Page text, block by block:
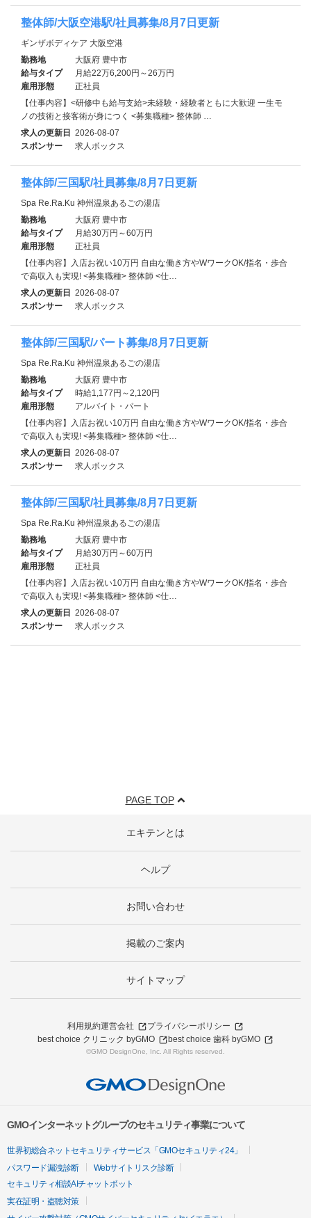
整体師/大阪空港駅/社員募集/8月7日更新
ギンザボディケア 大阪空港
勤務地
大阪府 豊中市
給与タイプ
月給22万6,200円～26万円
雇用形態
正社員
【仕事内容】<研修中も給与支給>未経験・経験者ともに大歓迎 一生モ
ノの技術と接客術が身につく <募集職種> 整体師 …
求人の更新日 2026-08-07
スポンサー
求人ボックス
整体師/三国駅/社員募集/8月7日更新
Spa Re.Ra.Ku 神州温泉あるごの湯店
勤務地
大阪府 豊中市
給与タイプ
月給30万円～60万円
雇用形態
正社員
【仕事内容】入店お祝い10万円 自由な働き方やWワークOK/指名・歩合
で高収入も実現! <募集職種> 整体師 <仕…
求人の更新日 2026-08-07
スポンサー
求人ボックス
整体師/三国駅/パート募集/8月7日更新
Spa Re.Ra.Ku 神州温泉あるごの湯店
勤務地
大阪府 豊中市
給与タイプ
時給1,177円～2,120円
雇用形態
アルバイト・パート
【仕事内容】入店お祝い10万円 自由な働き方やWワークOK/指名・歩合
で高収入も実現! <募集職種> 整体師 <仕…
求人の更新日 2026-08-07
スポンサー
求人ボックス
整体師/三国駅/社員募集/8月7日更新
Spa Re.Ra.Ku 神州温泉あるごの湯店
勤務地
大阪府 豊中市
給与タイプ
月給30万円～60万円
雇用形態
正社員
【仕事内容】入店お祝い10万円 自由な働き方やWワークOK/指名・歩合
で高収入も実現! <募集職種> 整体師 <仕…
求人の更新日 2026-08-07
スポンサー
求人ボックス
PAGE TOP
エキテンとは
ヘルプ
お問い合わせ
掲載のご案内
サイトマップ
利用規約運営会社
プライバシーポリシー
best choice クリニック byGMO
best choice 歯科 byGMO
©GMO DesignOne, Inc. All Rights reserved.
GMOインターネットグループのセキュリティ事業について
世界初総合ネットセキュリティサービス「GMOセキュリティ24」
パスワード漏洩診断
Webサイトリスク診断
セキュリティ相談AIチャットボット
実在証明・盗聴対策